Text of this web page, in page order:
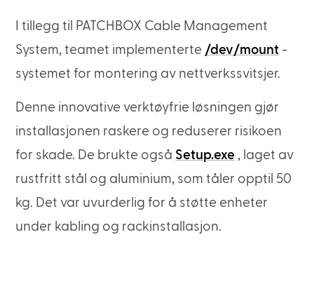
I tillegg til PATCHBOX Cable Management
System, teamet implementerte /dev/mount -
systemet for montering av nettverkssvitsjer.
Denne innovative verktøyfrie løsningen gjør
installasjonen raskere og reduserer risikoen
for skade. De brukte også Setup.exe , laget av
rustfritt stål og aluminium, som tåler opptil 50
kg. Det var uvurderlig for å støtte enheter
under kabling og rackinstallasjon.